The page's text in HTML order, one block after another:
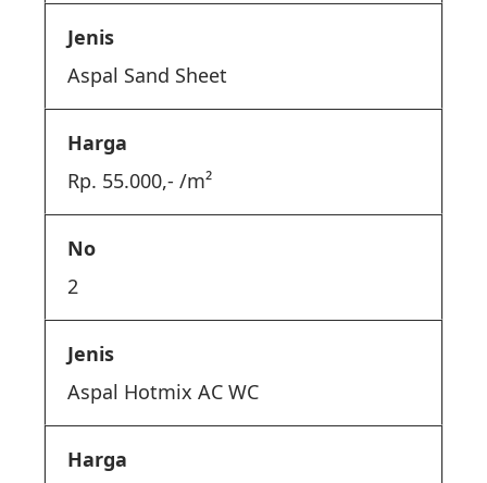
Aspal Sand Sheet
Rp. 55.000,- /m²
2
Aspal Hotmix AC WC